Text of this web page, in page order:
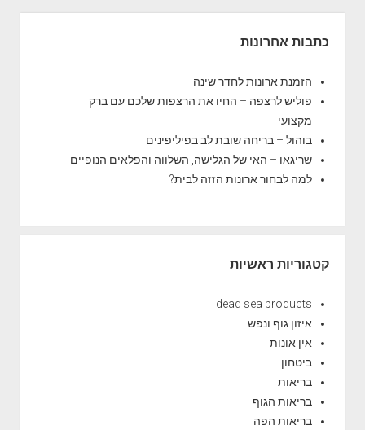
י
ת
ב
ר
י
כתבות אחרונות
הזמנת ארונות לחדר שינה
פוליש לרצפה – החיו את הרצפות שלכם עם ברק
מקצועי
בוהול – בריחה שובת לב בפיליפינים
שריגאו – האי של הגלישה, השלווה והפלאים הנופיים
למה לבחור ארונות הזזה לבית?
קטגוריות ראשיות
dead sea products
איזון גוף ונפש
אין אונות
ביטחון
בריאות
בריאות הגוף
בריאות הפה